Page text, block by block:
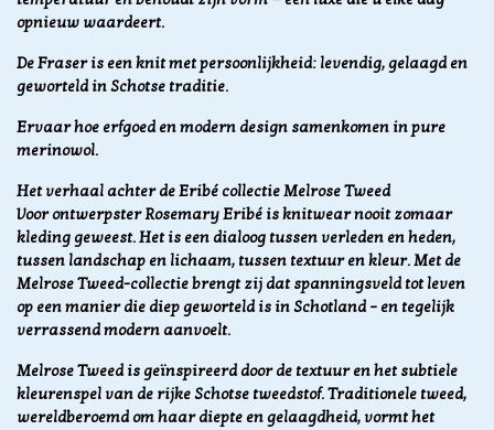
opnieuw waardeert.
De Fraser is een knit met persoonlijkheid: levendig, gelaagd en
geworteld in Schotse traditie.
Ervaar hoe erfgoed en modern design samenkomen in pure
merinowol.
Het verhaal achter de Eribé collectie Melrose Tweed
Voor ontwerpster Rosemary Eribé is knitwear nooit zomaar
kleding geweest. Het is een dialoog tussen verleden en heden,
tussen landschap en lichaam, tussen textuur en kleur. Met de
Melrose Tweed-collectie brengt zij dat spanningsveld tot leven
op een manier die diep geworteld is in Schotland – en tegelijk
verrassend modern aanvoelt.
Melrose Tweed is geïnspireerd door de textuur en het subtiele
kleurenspel van de rijke Schotse tweedstof. Traditionele tweed,
wereldberoemd om haar diepte en gelaagdheid, vormt het